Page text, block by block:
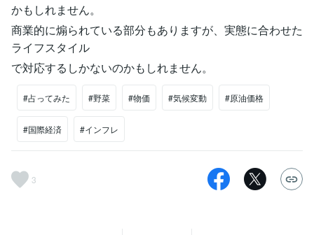
かもしれません。
商業的に煽られている部分もありますが、実態に合わせた
ライフスタイル
で対応するしかないのかもしれません。
#占ってみた #野菜 #物価 #気候変動 #原油価格
#国際経済 #インフレ
3